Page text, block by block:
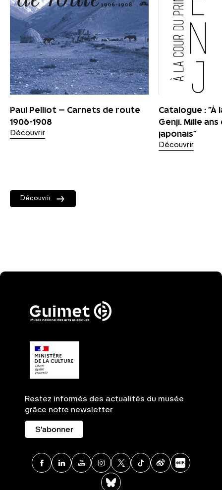
Paul Pelliot – Carnets de route
1906-1908
Découvrir
Catalogue : "À
Genji. Mille ans
japonais"
Découvrir
Découvrir
Restez informés des actualités du musée
grâce notre newsletter
S'abonner
Facebook
LinkedinYoutubeInstagram
X TikTokWeibo